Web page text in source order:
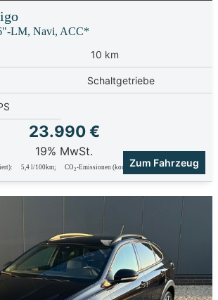
LM, Navi, ACC*
10 km
Schaltgetriebe
23.990 €
19% MwSt.
5,4 l/100km; CO2-Emissionen (kombiniert): 123.0 g/km;
Zum Fahrzeug